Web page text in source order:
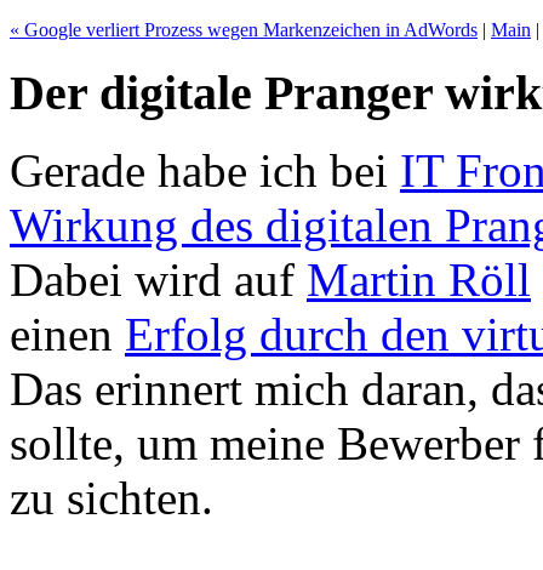
« Google verliert Prozess wegen Markenzeichen in AdWords | Main |
Der digitale Pranger
Gerade habe ich bei IT
Wirkung des digitalen
Dabei wird auf Martin Röll
einen Erfolg durch den
Das erinnert mich daran,
sollte, um meine
zu sichten.